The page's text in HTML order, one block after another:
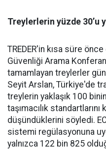
Treylerlerin yüzde 30’u
TREDER'in kısa süre
Güvenliği Arama
tamamlayan treylerler
Seyit Arslan, Türkiye'de
treylerin yaklaşık 100
taşımacılık standartlarını
düşündüklerini söyledi.
sistemi regülasyonuna
yalnızca 122 bin 825